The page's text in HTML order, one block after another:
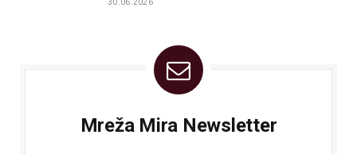
Mreža Mira Newsletter